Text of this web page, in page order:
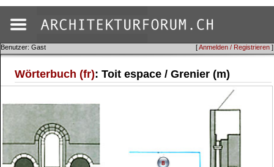
[Anmelden / Registrieren ]
Benutzer: Gast
Wörterbuch (fr): Toit espace / Grenier (m)
8